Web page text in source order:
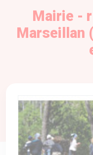
A VOTRE SERVICE
BIO &
ENTREPRISE
Mairie - r
Marseillan